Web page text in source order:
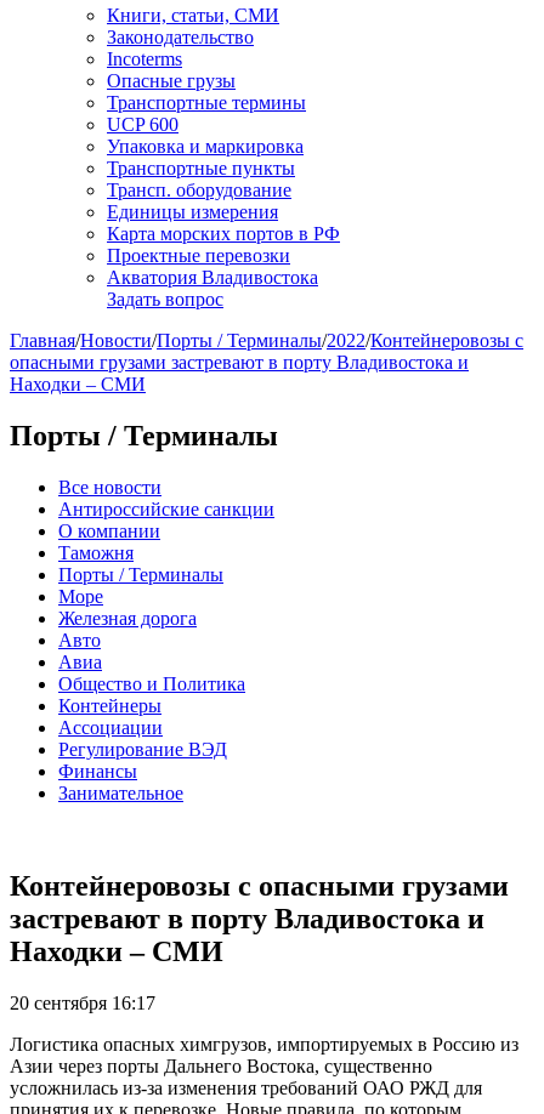
Книги, статьи, СМИ
Законодательство
Incoterms
Опасные грузы
Транспортные термины
UCP 600
Упаковка и маркировка
Транспортные пункты
Трансп. оборудование
Единицы измерения
Карта морских портов в РФ
Проектные перевозки
Акватория Владивостока
Задать вопрос
Главная/Новости/Порты / Терминалы/2022/Контейнеровозы с
опасными грузами застревают в порту Владивостока и
Находки – СМИ
Порты / Терминалы
Все новости
Антироссийские санкции
О компании
Таможня
Порты / Терминалы
Море
Железная дорога
Авто
Авиа
Общество и Политика
Контейнеры
Ассоциации
Регулирование ВЭД
Финансы
Занимательное
Контейнеровозы с опасными грузами
застревают в порту Владивостока и
Находки – СМИ
20 сентября 16:17
Логистика опасных химгрузов, импортируемых в Россию из
Азии через порты Дальнего Востока, существенно
усложнилась из-за изменения требований ОАО РЖД для
принятия их к перевозке. Новые правила, по которым,